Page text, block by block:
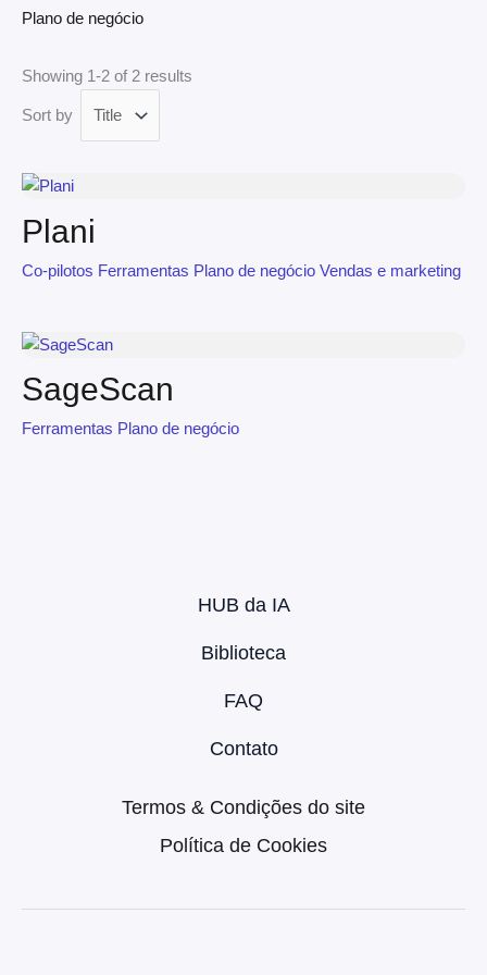
Plano de negócio
Showing 1-2 of 2 results
Sort by
Plani
Co-pilotos Ferramentas Plano de negócio Vendas e marketing
SageScan
Ferramentas Plano de negócio
HUB da IA
Biblioteca
FAQ
Contato
Termos & Condições do site
Política de Cookies